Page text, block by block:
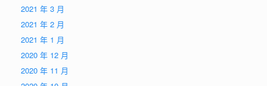
2021 年 3 月
2021 年 2 月
2021 年 1 月
2020 年 12 月
2020 年 11 月